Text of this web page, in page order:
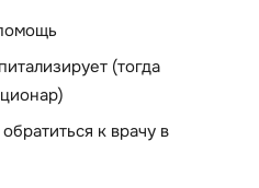
(тогда
к врачу в